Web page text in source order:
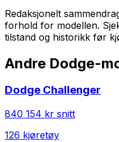
Redaksjonelt
forhold for modellen.
tilstand og historikk før
Andre Dodge-
Dodge Challenger
840 154 kr snitt
126 kjøretøy